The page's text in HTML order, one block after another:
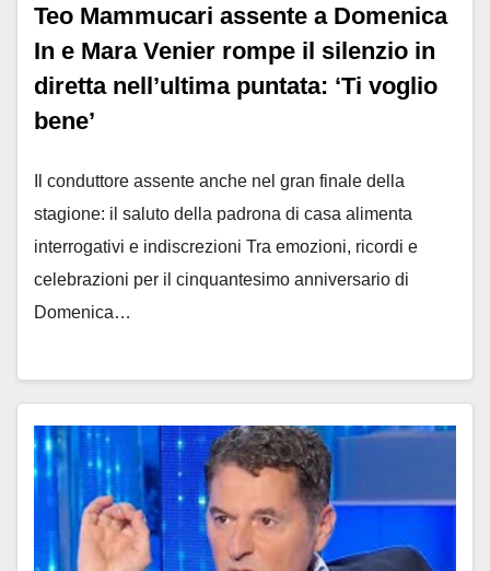
Teo Mammucari assente a Domenica
In e Mara Venier rompe il silenzio in
diretta nell’ultima puntata: ‘Ti voglio
bene’
Il conduttore assente anche nel gran finale della
stagione: il saluto della padrona di casa alimenta
interrogativi e indiscrezioni Tra emozioni, ricordi e
celebrazioni per il cinquantesimo anniversario di
Domenica…